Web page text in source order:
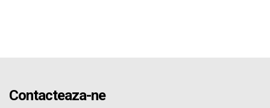
Contacteaza-ne